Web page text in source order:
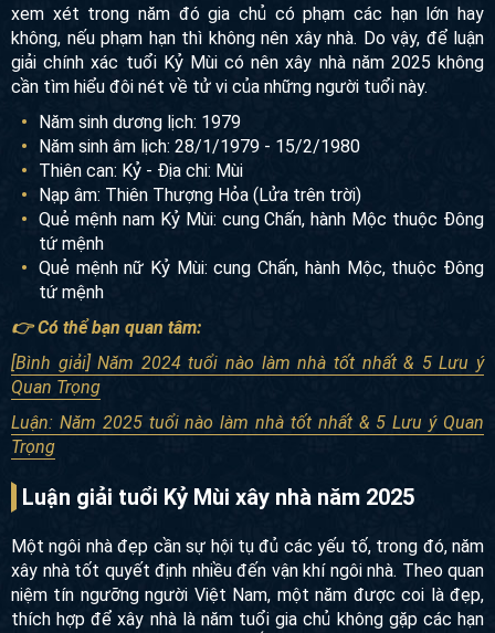
để xem xét trong năm đó gia chủ có phạm các hạn lớn hay
không, nếu phạm hạn thì không nên xây nhà. Do vậy, để
luận giải chính xác tuổi Kỷ Mùi có nên xây nhà năm 2025
không cần tìm hiểu đôi nét về tử vi của những người tuổi
này.
Năm sinh dương lịch: 1979
Năm sinh âm lịch: 28/1/1979 - 15/2/1980
Thiên can: Kỷ - Địa chi: Mùi
Nạp âm: Thiên Thượng Hỏa (Lửa trên trời)
Quẻ mệnh nam Kỷ Mùi: cung Chấn, hành Mộc thuộc
Đông tứ mệnh
Quẻ mệnh nữ Kỷ Mùi: cung Chấn, hành Mộc, thuộc
Đông tứ mệnh
👉 Có thể bạn quan tâm:
[Bình giải] Năm 2024 tuổi nào làm nhà tốt nhất & 5 Lưu ý
Quan Trọng
Luận: Năm 2025 tuổi nào làm nhà tốt nhất & 5 Lưu ý Quan
Một ngôi nhà đẹp cần sự hội tụ đủ các yếu tố, trong đó, năm
xây nhà tốt quyết định nhiều đến vận khí ngôi nhà. Theo
quan niệm tín ngưỡng người Việt Nam, một năm được coi